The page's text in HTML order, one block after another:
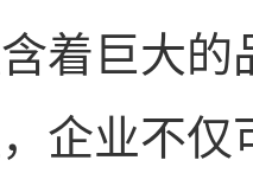
着巨大的
企业不仅